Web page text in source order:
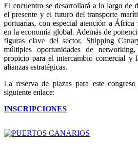
El encuentro se desarrollará a lo largo de
el presente y el futuro del transporte
portuarias, con especial atención a África
en la economía global. Además de
figuras clave del sector, Shipping
múltiples oportunidades de
propicio para el intercambio comercial y
alianzas estratégicas.
La reserva de plazas para este
siguiente enlace:
INSCRIPCIONES